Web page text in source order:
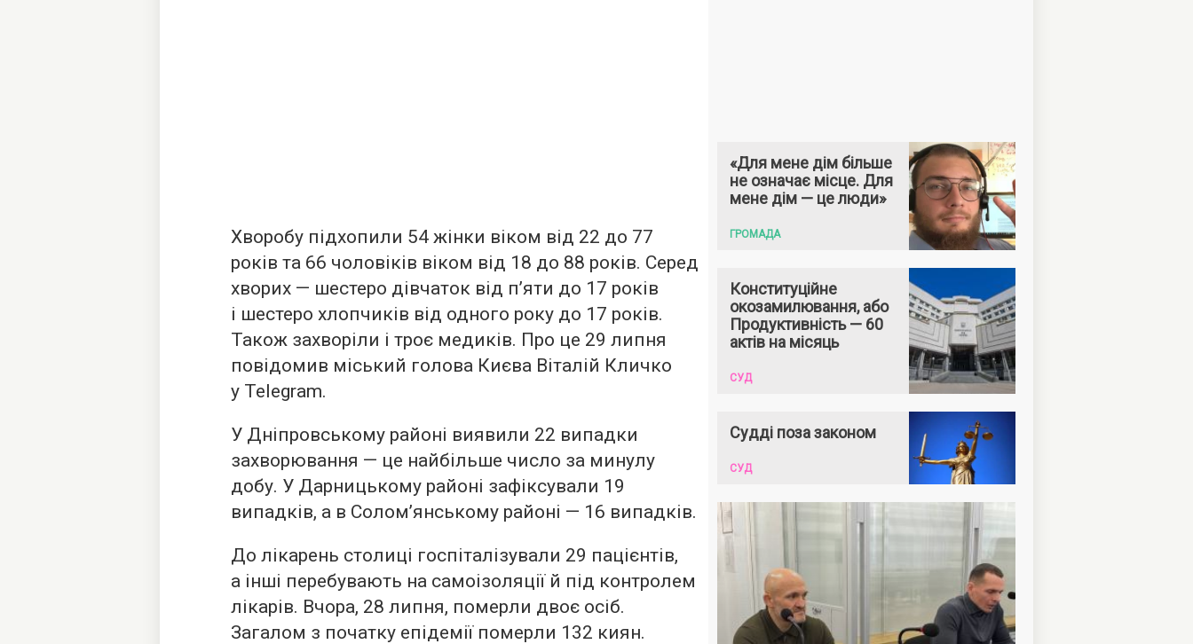
Хворобу підхопили 54 жінки віком від 22 до 77
років та 66 чоловіків віком від 18 до 88 рокiв. Серед
хворих — шестеро дівчаток від п’яти до 17 років
і шестеро хлопчиків від одного року до 17 років.
Також захворіли і троє медиків. Про це 29 липня
повідомив міський голова Києва Віталій Кличко
у Telegram.
У Дніпровському районі виявили 22 випадки
захворювання — це найбільше число за минулу
добу. У Дарницькому районі зафіксували 19
випадків, а в Солом’янському районі — 16 випадків.
До лікарень столиці госпіталізували 29 пацієнтів,
а інші перебувають на самоізоляції й під контролем
лікарів. Вчора, 28 липня, померли двоє осіб.
Загалом з початку епідемії померли 132 киян.
«Для мене дім більше
не означає місце. Для
мене дім — це люди»
ГРОМАДА
Конституційне
окозамилювання, або
Продуктивність — 60
актів на місяць
СУД
Судді поза законом
СУД